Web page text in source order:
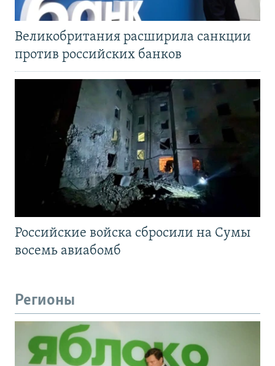
Великобритания расширила санкции
против российских банков
Российские войска сбросили на Сумы
восемь авиабомб
Регионы